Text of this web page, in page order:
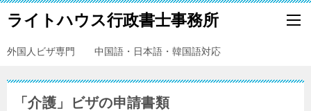
ライトハウス行政書士事務所
外国人ビザ専門 中国語・日本語・韓国語対応
「介護」ビザの申請書類